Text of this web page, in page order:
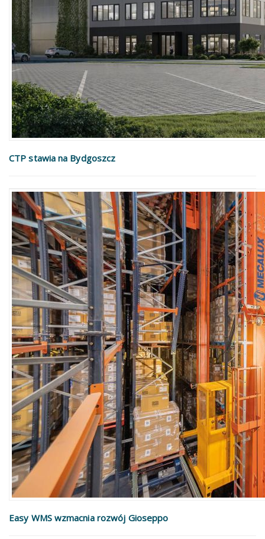
CTP stawia na Bydgoszcz
Easy WMS wzmacnia rozwój Gioseppo